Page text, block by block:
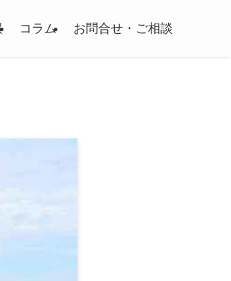
コラム お問合せ・ご相談